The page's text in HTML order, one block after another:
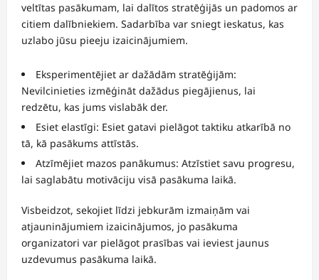
veltītas pasākumam, lai dalītos stratēģijās un padomos ar
citiem dalībniekiem. Sadarbība var sniegt ieskatus, kas
uzlabo jūsu pieeju izaicinājumiem.
Eksperimentējiet ar dažādām stratēģijām:
Nevilcinieties izmēģināt dažādus piegājienus, lai
redzētu, kas jums vislabāk der.
Esiet elastīgi: Esiet gatavi pielāgot taktiku atkarībā no
tā, kā pasākums attīstās.
Atzīmējiet mazos panākumus: Atzīstiet savu progresu,
lai saglabātu motivāciju visā pasākuma laikā.
Visbeidzot, sekojiet līdzi jebkurām izmaiņām vai
atjauninājumiem izaicinājumos, jo pasākuma
organizatori var pielāgot prasības vai ieviest jaunus
uzdevumus pasākuma laikā.